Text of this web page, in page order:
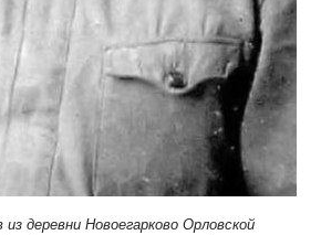
деревни Новоегарково Орловской